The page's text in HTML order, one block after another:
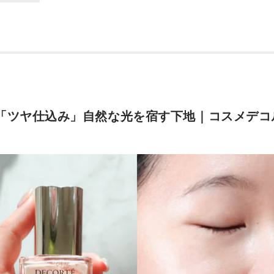
ツヤ仕込み」自然な光を宿す下地｜コスメデ